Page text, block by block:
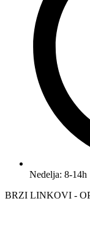
Nedelja: 8-14h
BRZI LINKOVI -